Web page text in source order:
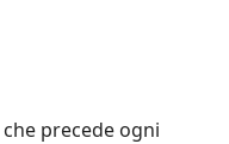
che precede ogni